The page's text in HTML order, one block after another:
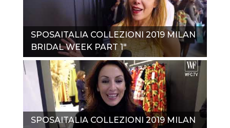
SPOSAITALIA COLLEZIONI 2019 MILAN
BRIDAL WEEK PART 1"
SPOSAITALIA COLLEZIONI 2019 MILAN